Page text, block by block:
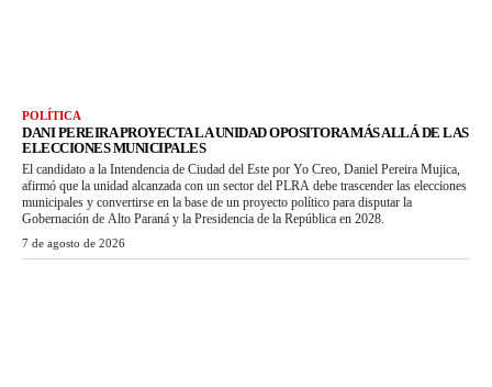
POLÍTICA
DANI PEREIRA PROYECTA LA UNIDAD OPOSITORA MÁS ALLÁ DE LAS
ELECCIONES MUNICIPALES
El candidato a la Intendencia de Ciudad del Este por Yo Creo, Daniel Pereira Mujica,
afirmó que la unidad alcanzada con un sector del PLRA debe trascender las elecciones
municipales y convertirse en la base de un proyecto político para disputar la
Gobernación de Alto Paraná y la Presidencia de la República en 2028.
7 de agosto de 2026